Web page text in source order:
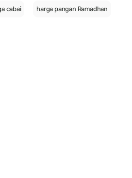
cabai harga pangan Ramadhan